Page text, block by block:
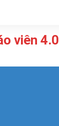
viên 4.0